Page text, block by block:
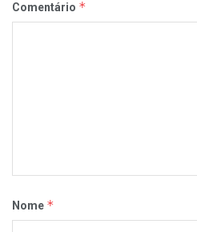
Comentário *
Nome *